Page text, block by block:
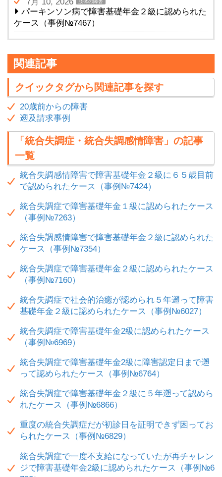
肢体の障害
パーキンソン病で障害基礎年金２級に認められた
ケース（事例№7467）
関連記事
クイックタグから関連記事を探す
20歳前からの障害
遡及請求事例
「統合失調症・統合失調感情障害」の記事
一覧
統合失調感情障害で障害基礎年金２級に６５歳目前
で認められたケース（事例№7424）
統合失調症で障害基礎年金１級に認められたケース
（事例№7263）
統合失調感情障害で障害基礎年金２級に認められた
ケース（事例№7354）
統合失調症で障害基礎年金２級に認められたケース
（事例№7160）
統合失調症で社会的治癒が認められ５年遡って障害
基礎年金２級に認められたケース（事例№6027）
統合失調症で障害基礎年金2級に認められたケース
（事例№6969）
統合失調症で障害基礎年金2級に障害認定日まで遡
って認められたケース（事例№6764）
統合失調症で障害基礎年金２級に５年遡って認めら
れたケース（事例№6866）
重度の統合失調症だが初診日を証明できず困ってお
られたケース（事例№6829）
統合失調症で一度不支給になっていたが再チャレン
ジで障害基礎年金2級に認められたケース（事例№6